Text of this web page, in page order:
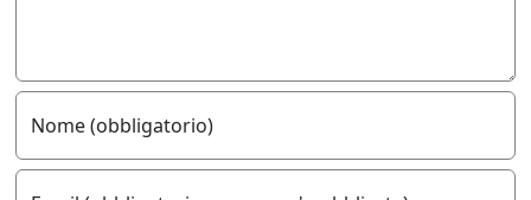
Nome (obbligatorio)